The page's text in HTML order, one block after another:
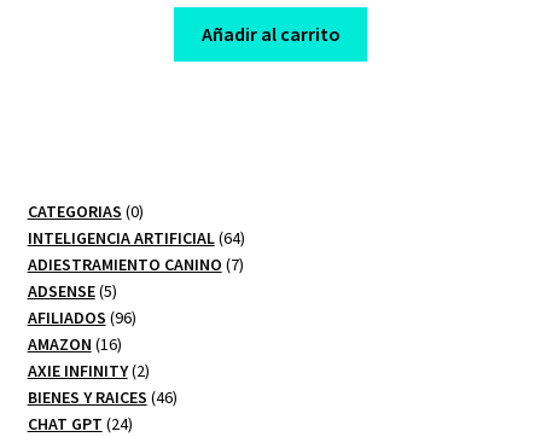
was:
$ 29,00.
is:
$ 10,00.
Añadir al carrito
CATEGORIAS 00
productos
INTELIGENCIA ARTIFICIAL 6464
productos
ADIESTRAMIENTO CANINO 77
ADSENSE 55
productos
AFILIADOS 9696
AMAZON 1616
productos
AXIE INFINITY 22
productos
BIENES Y RAICES 4646
CHAT GPT 2424